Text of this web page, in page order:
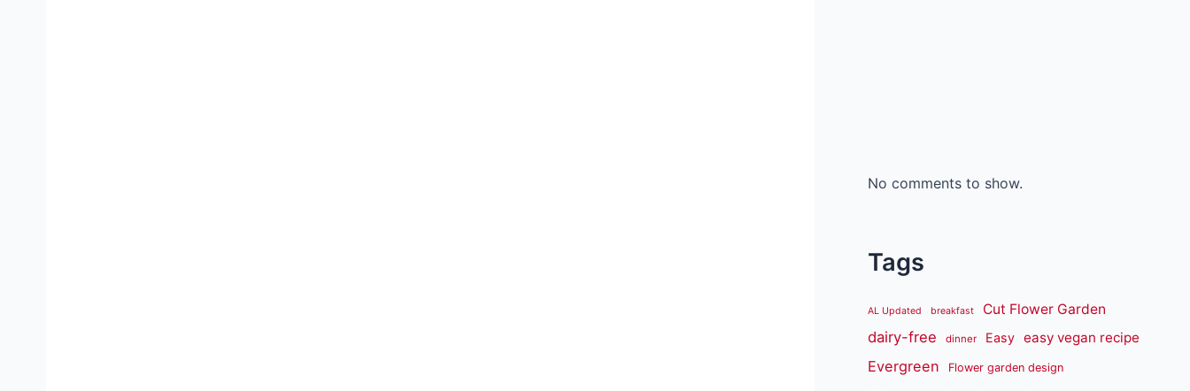
No comments to show.
Tags
AL Updated breakfast Cut Flower Garden
dairy-free dinner Easy easy vegan recipe
Evergreen Flower garden design